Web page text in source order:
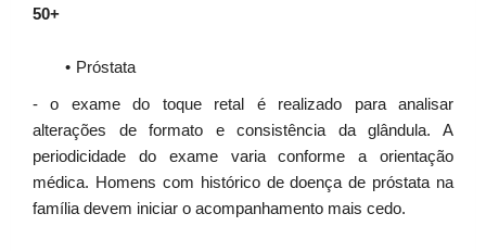
50+
Próstata
- o exame do toque retal é realizado para analisar
alterações de formato e consistência da glândula. A
periodicidade do exame varia conforme a orientação
médica. Homens com histórico de doença de próstata na
família devem iniciar o acompanhamento mais cedo.